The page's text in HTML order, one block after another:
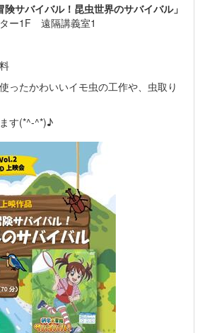
険サバイバル！昆虫世界のサバイバル」
ー1F 遠隔講義室1
ったかわいいイモ虫の工作や、虫取り
す(*^-^*)♪